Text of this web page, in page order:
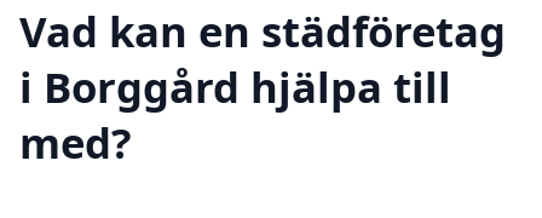
Vad kan en städföretag
i Borggård hjälpa till
med?